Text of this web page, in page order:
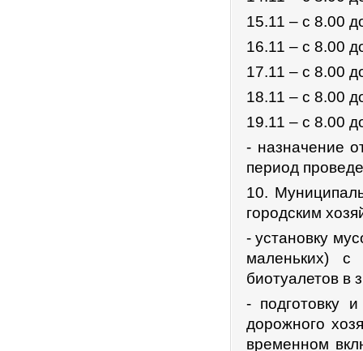
15.11 – с 8.00
16.11 – с 8.00
17.11 – с 8.00
18.11 – с 8.00
19.11 – с 8.00
- назначение
период
10.
городским
- установку
маленьких)
биотуалетов в
- подготовку
дорожного
временном